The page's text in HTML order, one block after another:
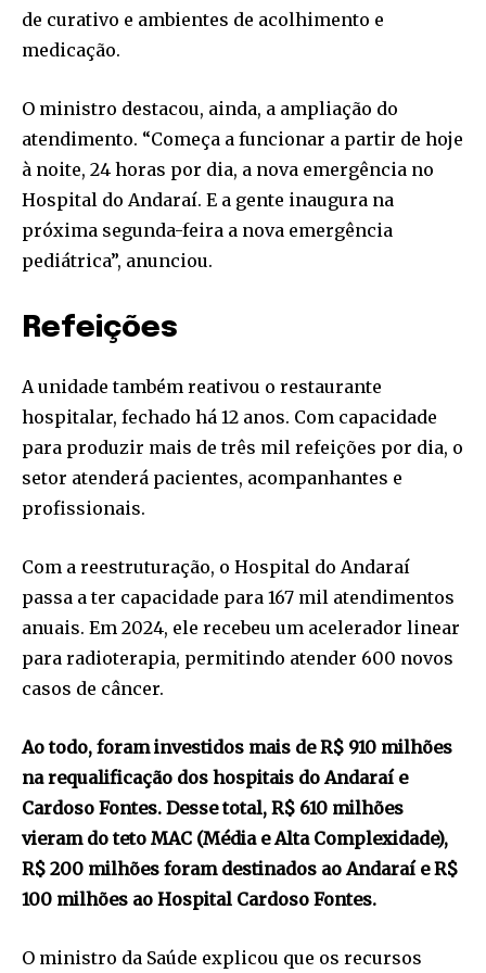
de curativo e ambientes de acolhimento e
medicação.
O ministro destacou, ainda, a ampliação do
atendimento. “Começa a funcionar a partir de hoje
à noite, 24 horas por dia, a nova emergência no
Hospital do Andaraí. E a gente inaugura na
próxima segunda-feira a nova emergência
pediátrica”, anunciou.
Refeições
A unidade também reativou o restaurante
hospitalar, fechado há 12 anos. Com capacidade
para produzir mais de três mil refeições por dia, o
setor atenderá pacientes, acompanhantes e
profissionais.
Com a reestruturação, o Hospital do Andaraí
passa a ter capacidade para 167 mil atendimentos
anuais. Em 2024, ele recebeu um acelerador linear
para radioterapia, permitindo atender 600 novos
casos de câncer.
Ao todo, foram investidos mais de R$ 910 milhões
na requalificação dos hospitais do Andaraí e
Cardoso Fontes. Desse total, R$ 610 milhões
vieram do teto MAC (Média e Alta Complexidade),
R$ 200 milhões foram destinados ao Andaraí e R$
100 milhões ao Hospital Cardoso Fontes.
O ministro da Saúde explicou que os recursos